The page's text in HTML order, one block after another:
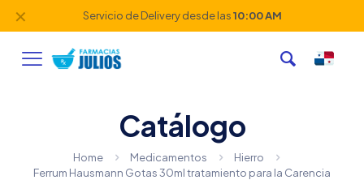
Servicio de Delivery desde las10:00 AM
✕
Catálogo
Home Medicamentos
Hierro
Ferrum Hausmann Gotas 30ml tratamiento para la Carencia